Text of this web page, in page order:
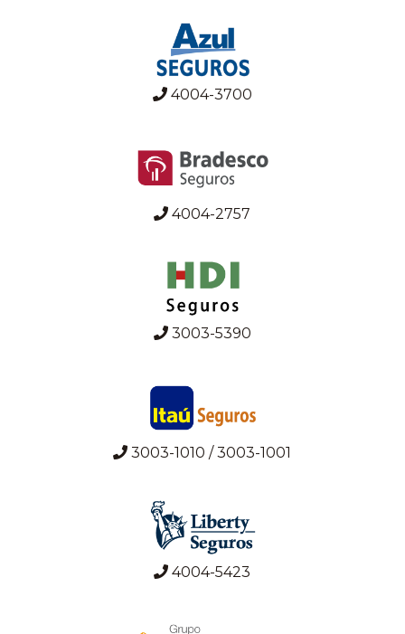
4004-3700
4004-2757
3003-5390
3003-1010 / 3003-1001
4004-5423